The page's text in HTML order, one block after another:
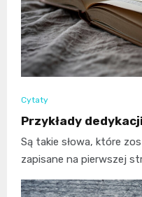
Cytaty
Przykłady
Są takie słowa, które
zapisane na pierwszej